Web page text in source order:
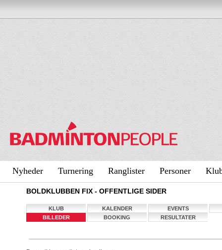
Nyheder Turnering Ranglister Personer
BOLDKLUBBEN FIX - OFFENTLIGE SIDER
KLUB KALENDER
EVENTS
BILLEDER
BOOKING RESULTATER